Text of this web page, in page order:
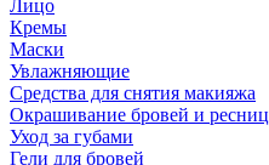
Лицо
Кремы
Маски
Увлажняющие
Средства для снятия макияжа
Окрашивание бровей и ресниц
Уход за губами
Гели для бровей